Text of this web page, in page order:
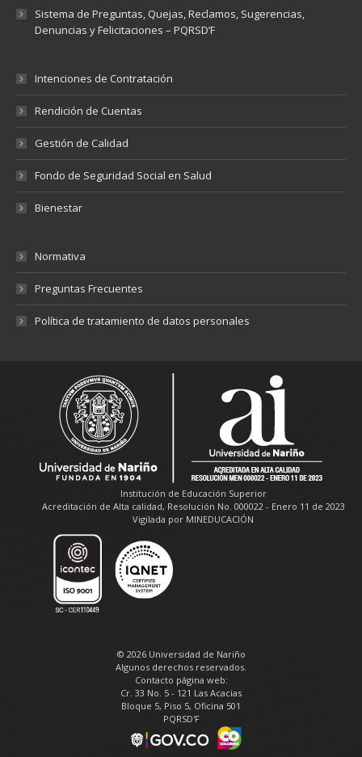
Sistema de Preguntas, Quejas, Reclamos, Sugerencias,
Denuncias y Felicitaciones – PQRSD’F
Intenciones de Contratación
Rendición de Cuentas
Gestión de Calidad
Fondo de Seguridad Social en Salud
Bienestar
Normativa
Preguntas Frecuentes
Política de tratamiento de datos personales
Institución de Educación Superior
Acreditación de Alta calidad, Resolución No. 000022 - Enero 11 de 2023
Vigilada por MINEDUCACIÓN
© 2026 Universidad de Nariño
Algunos derechos reservados.
Contacto página web:
Cr. 33 No. 5 - 121 Las Acacias
Bloque 5, Piso 5, Oficina 501
PQRSD'F